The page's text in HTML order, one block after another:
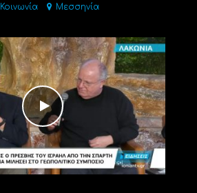
Κοινωνία Μεσσηνία